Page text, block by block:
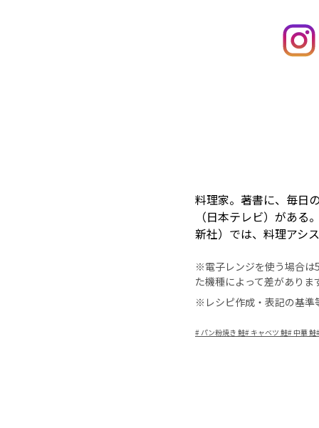
料理家。著書に、毎日
（日本テレビ）があ
新社）では、料理アシ
※電子レンジを使う場合は
た機種によって差がありま
※レシピ作成・表記の基準
#パン粉焼き 鮭# キャベツ 鮭#中華 鮭